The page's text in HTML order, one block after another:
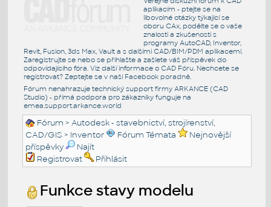
aplikacím - ptejte se na
libovolné otázky týkající se
oboru CAx, podělte se o vaše
znalosti a zkušenosti s
programy AutoCAD, Inventor,
Revit, Fusion, 3ds Max, Vault a s dalšími CAD/BIM/PDM aplikacemi.
Zaregistrujte se nebo se přihlašte a zašlete váš příspěvek do
odpovídajícího fóra. Viz další informace o CAD Fóru. Nechcete se
registrovat? Zeptejte se v naší Facebook poradně.
Fórum nenahrazuje technický support firmy ARKANCE (CAD
Studio) - přímá podpora pro zákazníky funguje na
emea.support.arkance.world
Fórum >Autodesk - stavebnictví, strojírenství,
CAD/GIS > Inventor Fórum Témata
Nejnovější
příspěvky
Najít
Registrovat
Přihlásit
Funkce stavy modelu